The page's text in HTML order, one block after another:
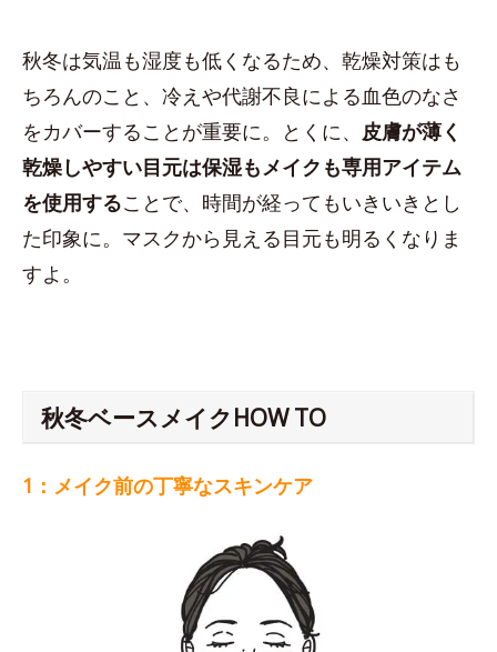
秋冬は気温も湿度も低くなるため、乾燥対策はも
ちろんのこと、冷えや代謝不良による血色のなさ
をカバーすることが重要に。とくに、 皮膚が薄く
乾燥しやすい目元は保湿もメイクも専用アイテム
を使用することで、時間が経ってもいきいきとし
た印象に。マスクから見える目元も明るくなりま
すよ。
秋冬ベースメイクHOW TO
1：メイク前の丁寧なスキンケア